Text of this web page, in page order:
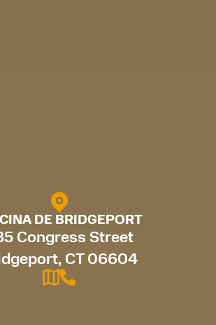
DE BRIDGEPORT
Congress Street
CT 06604